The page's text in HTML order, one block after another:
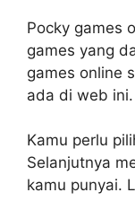
Pocky games
games yang
games online
ada di web ini.
Kamu perlu
Selanjutnya
kamu punyai.